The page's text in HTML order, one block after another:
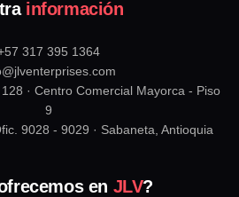
información
317 395 1364
· Centro Comercial Mayorca - Piso
9
9028 - 9029 · Sabaneta, Antioquia
en JLV?